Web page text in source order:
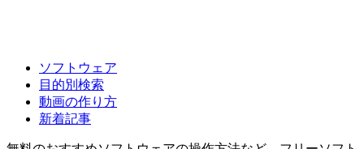
ソフトウェア
目的別検索
動画の作り方
新着記事